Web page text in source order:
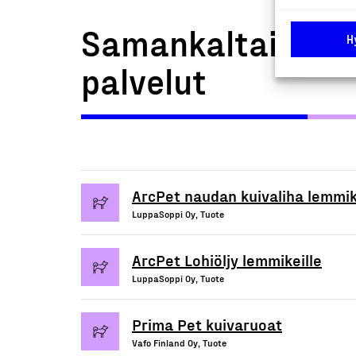
Samankaltaiset
palvelut
ArcPet naudan kuivaliha
LuppaSoppi Oy, Tuote
ArcPet Lohiöljy lemmikeille
LuppaSoppi Oy, Tuote
Prima Pet kuivaruoat
Vafo Finland Oy, Tuote